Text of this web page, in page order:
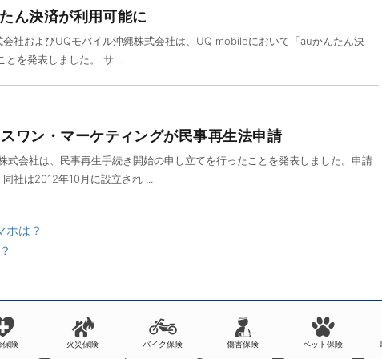
ん決済が利用可能に
社およびUQモバイル沖縄株式会社は、UQ mobileにおいて「auかんたん決
とを発表しました。 サ ...
スワン・マーケティングが民事再生法申請
式会社は、民事再生手続き開始の申し立てを行ったことを発表しました。申請
社は2012年10月に設立され ...
ホは？
保険 火災保険 バイク保険 傷害保険 ペット保険